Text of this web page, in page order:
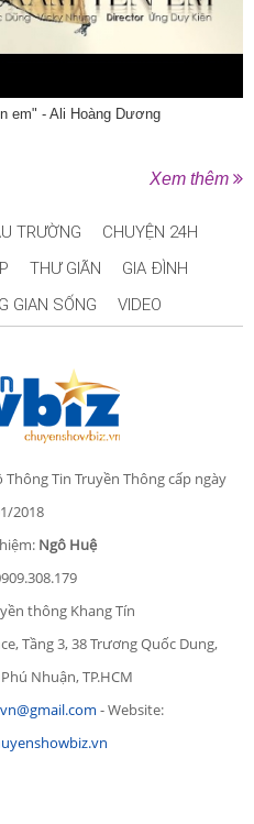
em" - Ali Hoàng Dương
Xem thêm
TRƯỜNG
CHUYỆN 24H
THƯ GIÃN
GIA ĐÌNH
GIAN SỐNG VIDEO
Thông Tin Truyền Thông cấp ngày
2018
Ngô Huệ
thông Khang Tín
Tầng 3, 38 Trương Quốc Dung,
Nhuận, TP.HCM
- Website: